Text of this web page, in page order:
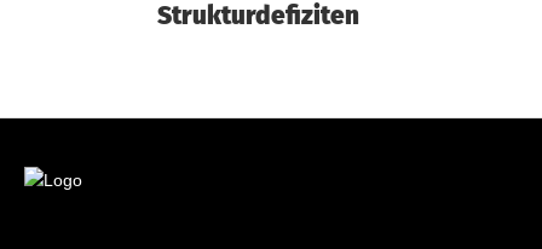
Strukturdefiziten